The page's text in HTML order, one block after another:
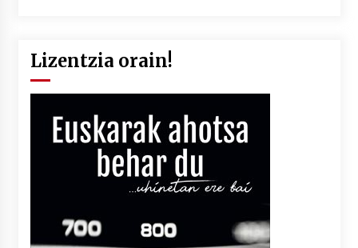
Lizentzia orain!